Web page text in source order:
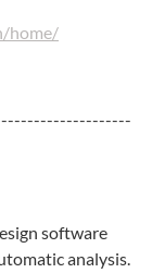
home/
software
analysis.